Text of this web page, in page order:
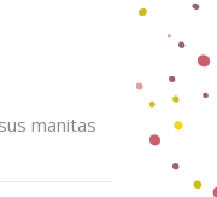
manitas